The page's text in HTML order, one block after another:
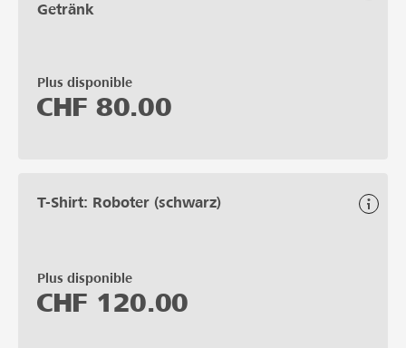
Getränk
Plus disponible
CHF 80.00
T-Shirt: Roboter (schwarz)
Plus disponible
CHF 120.00